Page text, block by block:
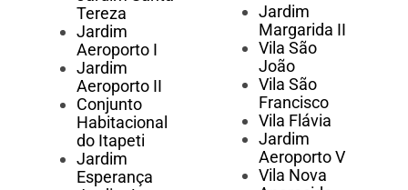
Tereza
Jardim
Aeroporto I
Jardim
Aeroporto II
Conjunto
Habitacional
do Itapeti
Jardim
Esperança
Jardim
Margarida II
Vila São
João
Vila São
Francisco
Vila Flávia
Jardim
Aeroporto V
Vila Nova